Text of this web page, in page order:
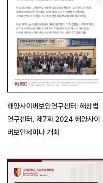
해양사이버보안연구센터-해상법
연구센터, 제7회 2024 해양사이
버보안세미나 개최